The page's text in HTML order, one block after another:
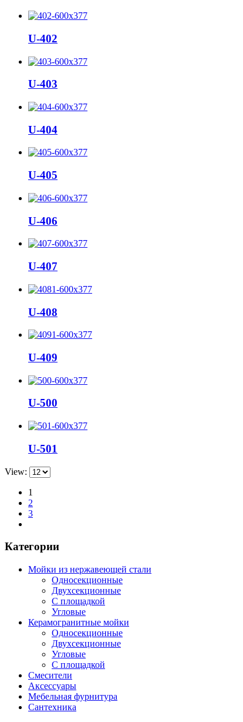
U-402
U-403
U-404
U-405
U-406
U-407
U-408
U-409
U-500
U-501
View:
1
2
3
Категории
Мойки из нержавеющей стали
Односекционные
Двухсекционные
С площадкой
Угловые
Керамогранитные мойки
Односекционные
Двухсекционные
Угловые
С площадкой
Смесители
Аксессуары
Мебельная фурнитура
Сантехника